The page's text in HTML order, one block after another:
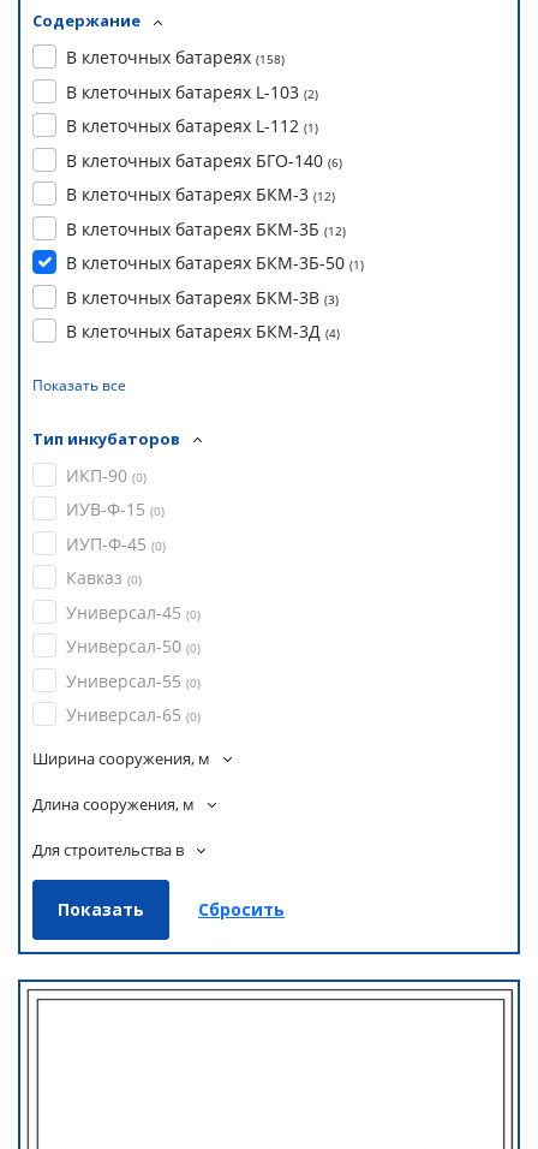
Содержание
В клеточных батареях (158)
В клеточных батареях L-103 (2)
В клеточных батареях L-112 (1)
В клеточных батареях БГО-140 (6)
В клеточных батареях БКМ-3 (12)
В клеточных батареях БКМ-3Б (12)
В клеточных батареях БКМ-3Б-50 (1)
В клеточных батареях БКМ-3В (3)
В клеточных батареях БКМ-3Д (4)
Показать все
Тип инкубаторов
ИКП-90 (0)
ИУВ-Ф-15 (0)
ИУП-Ф-45 (0)
Кавказ (0)
Универсал-45 (0)
Универсал-50 (0)
Универсал-55 (0)
Универсал-65 (0)
Ширина сооружения, м
Длина сооружения, м
Для строительства в